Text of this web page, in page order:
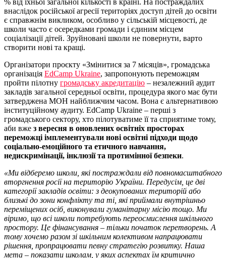
% від їхньої загальної кількості в країні. На постраждалих
внаслідок російської агресії територіях доступ дітей до освіти
є справжнім викликом, особливо у сільській місцевості, де
школи часто є осередками громади і єдиним місцем
соціалізації дітей. Зруйновані школи не повернути, варто
створити нові та кращі.
Організатори проєкту «Змінитися за 7 місяців», громадська
організація EdCamp Ukraine, запропонують переможцям
пройти пілотну громадську акредитацію – незалежний аудит
закладів загальної середньої освіти, процедура якого має бути
затверджена МОН найближчим часом. Вона є альтернативою
інституційному аудиту. EdCamp Ukraine – перші з
громадського сектору, хто пілотуватиме її та сприятиме тому,
аби вже з вересня в оновлених освітніх просторах
переможці імплементували нові освітні підходи щодо
соціально-емоційного та етичного навчання,
недискримінації, інклюзії та протимінної безпеки.
«Ми відберемо школи, які постраждали від повномасштабного
вторгнення росії на територію України. Передусім, це дві
категорії закладів освіти: з деокупованих територій або
близькі до зони конфлікту та ті, які приймали внутрішньо
переміщених осіб, виконували гуманітарну місію тощо. Ми
віримо, що всі школи потребують переосмислення шкільного
простору. Це фінансування – тільки початок перетворень. А
тому хочемо разом зі шкільним колективом напрацювати
рішення, пропрацювати певну стратегію розвитку. Наша
мета – показати школам, у яких аспектах їм критично